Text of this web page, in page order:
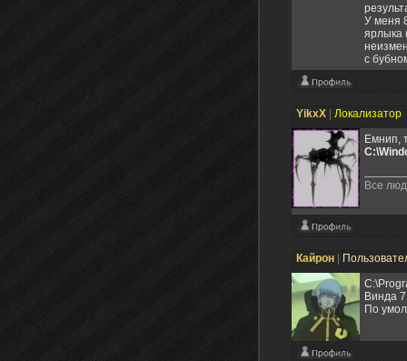
У меня
ярлыка
с
YikxX Локализатор
Емнип,
Все
Кайрон
Винда
По